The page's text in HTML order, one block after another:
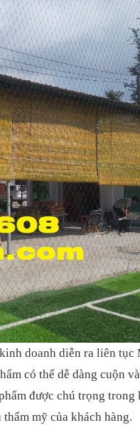
doanh diễn ra liên tục
có thể dễ dàng cuộn
được chú trọng
mỹ của khách hàng.